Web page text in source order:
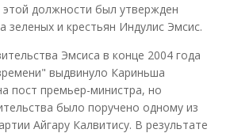
должности был утвержден
зеленых и крестьян Индулис Эмсис.
Эмсиса в конце 2004 года
выдвинуло Кариньша
пост премьер-министра, но
было поручено одному из
Айгару Калвитису. В результате